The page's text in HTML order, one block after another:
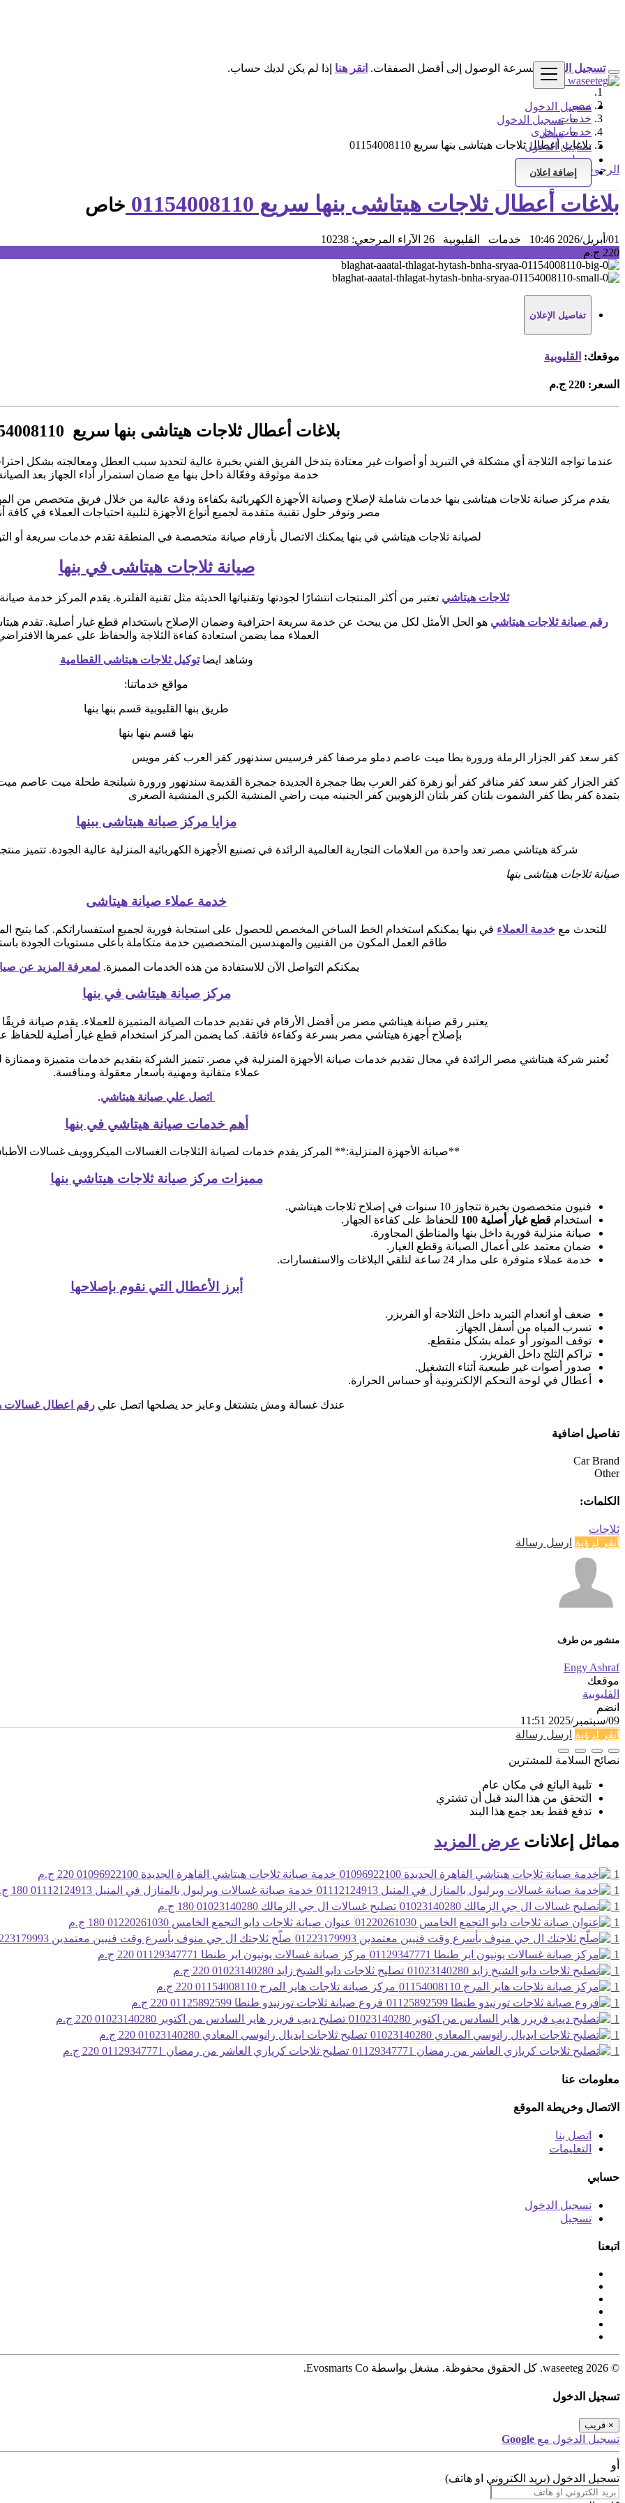
تسجيل الدخول
تسجيل الدخول
سجل
تسجيل الدخول
سجل
إضافة اعلان
تسجيل الدخول لسرعة الوصول إلى أفضل الصفقات. انقر هنا إذا لم يكن لديك حساب.
مصر
خدمات
خدمات اخرى
بلاغات أعطال ثلاجات هيتاشى بنها سريع 01154008110
الرجوع إلى النتائج
بلاغات أعطال ثلاجات هيتاشى بنها سريع 01154008110 خاص
01/أبريل/2026 10:46 خدمات القليوبية 26 الآراء
المرجعي: 10238
220 ج.م
تفاصيل الإعلان
موقعك: القليوبية
السعر: 220 ج.م
بلاغات أعطال ثلاجات هيتاشى بنها سريع 01154008110
عندما تواجه الثلاجة أي مشكلة في التبريد أو أصوات غير معتادة يتدخل الفريق الفني بخبرة عالية لتحديد سبب العطل ومعالجته بشكل
خدمة موثوقة وفعّالة داخل بنها مع ضمان استمرار أداء الجهاز بعد
يقدم مركز صيانة ثلاجات هيتاشى بنها خدمات شاملة لإصلاح وصيانة الأجهزة الكهربائية بكفاءة ودقة عالية من خلال فريق متخصص من
مصر ونوفر حلول تقنية متقدمة لجميع أنواع الأجهزة لتلبية احتياجات العملاء في كافة
لصيانة ثلاجات هيتاشي في بنها يمكنك الاتصال بأرقام صيانة متخصصة في المنطقة تقدم خدمات سريعة أو
صيانة ثلاجات هيتاشى في بنها
ثلاجات هيتاشي تعتبر من أكثر المنتجات انتشارًا لجودتها وتقنياتها الحديثة مثل تقنية الفلترة. يقدم المركز خدمة
رقم صيانة ثلاجات هيتاشي هو الحل الأمثل لكل من يبحث عن خدمة سريعة احترافية وضمان الإصلاح باستخدام قطع غيار أصلية. تقدم
العملاء مما يضمن استعادة كفاءة الثلاجة والحفاظ على عمرها
وشاهد ايضاتوكيل ثلاجات هيتاشى القطامية
مواقع خدماتنا:
طريق بنها القليوبية قسم بنها بنها
بنها قسم بنها بنها
كفر سعد كفر الجزار الرملة ورورة بطا ميت عاصم دملو مرصفا كفر فرسيس سندنهور كفر العرب كفر مويس
كفر الجزار كفر سعد كفر مناقر كفر أبو زهرة كفر العرب بطا جمجرة الجديدة جمجرة القديمة سندنهور ورورة شبلنجة طحلة ميت عاصم
بتمدة كفر بطا كفر الشموت بلتان كفر بلتان الزهويين كفر الجنينه ميت راضي المنشية الكبرى المنشية الصغرى
مزايا مركز صيانة هيتاشى ببنها
شركة هيتاشي مصر تعد واحدة من العلامات التجارية العالمية الرائدة في تصنيع الأجهزة الكهربائية المنزلية عالية الجودة. تتميز
صيانة ثلاجات هيتاشى بنها
خدمة عملاء صيانة هيتاشى
للتحدث مع خدمة العملاء
طاقم العمل المكون من الفنيين والمهندسين المتخصصين خدمة متكاملة بأعلى مستويات الجودة
يمكنكم التواصل الآن للاستفادة من هذه الخدمات المميزة. لمعرفة المزيد عن
مركز صيانة هيتاشى في بنها
يعتبر رقم صيانة هيتاشي مصر من أفضل الأرقام في تقديم خدمات الصيانة المتميزة للعملاء. يقدم صيانة فريقًا
بإصلاح أجهزة هيتاشي مصر بسرعة وكفاءة فائقة. كما يضمن المركز استخدام قطع غيار أصلية للحفاظ
تُعتبر شركة هيتاشي مصر الرائدة في مجال تقديم خدمات صيانة الأجهزة المنزلية في مصر. تتميز الشركة بتقديم خدمات متميزة
عملاء متفانية ومهنية بأسعار معقولة ومنافسة.
اتصل علي صيانة هيتاشي.
أهم خدمات صيانة هيتاشي في بنها
**صيانة الأجهزة المنزلية:** المركز يقدم خدمات لصيانة الثلاجات الغسالات الميكروويف غسالات
مميزات مركز صيانة ثلاجات هيتاشي بنها
فنيون متخصصون بخبرة تتجاوز 10 سنوات في إصلاح ثلاجات هيتاشي.
استخدام قطع غيار أصلية 100
للحفاظ على كفاءة الجهاز.
صيانة منزلية فورية داخل بنها والمناطق المجاورة.
ضمان معتمد على أعمال الصيانة وقطع الغيار.
خدمة عملاء متوفرة على مدار 24 ساعة لتلقي البلاغات والاستفسارات.
أبرز الأعطال التي نقوم بإصلاحها
ضعف أو انعدام التبريد داخل الثلاجة أو الفريزر.
تسرب المياه من أسفل الجهاز.
توقف الموتور أو عمله بشكل متقطع.
تراكم الثلج داخل الفريزر.
صدور أصوات غير طبيعية أثناء التشغيل.
أعطال في لوحة التحكم الإلكترونية أو حساس الحرارة.
عندك غسالة ومش بتشتغل وعايز حد يصلحها اتصل علي رقم اعطال غسالات
تفاصيل اضافية
Car Brand
Other
الكلمات:
ثلاجات
انقر لرؤية ارسل رسالة
منشور من طرف
Engy Ashraf
موقعك
القليوبية
انضم
09/سبتمبر/2025 11:51
انقر لرؤية ارسل رسالة
نصائح السلامة للمشترين
تلبية البائع في مكان عام
التحقق من هذا البند قبل أن تشتري
تدفع فقط بعد جمع هذا البند
مماثل إعلانات عرض المزيد
1 خدمة صيانة ثلاجات هيتاشي القاهرة الجديدة 01096922100
220 ج.م
1
خدمة صيانة غسالات ويرلبول بالمنازل في المنيل 01112124913
180 ج.م
1
تصليح غسالات ال جي الزمالك 01023140280
180 ج.م
1
عنوان صيانة ثلاجات دايو التجمع الخامس 01220261030
180 ج.م
1
صلّح ثلاجتك ال جي منوف بأسرع وقت فنيين معتمدين 01223179993
1
مركز صيانة غسالات يونيون اير طنطا 01129347771
220 ج.م
1
تصليح ثلاجات دايو الشيخ زايد 01023140280
220 ج.م
1
مركز صيانة تلاجات هاير المرج 01154008110
220 ج.م
1
فروع صيانة ثلاجات تورنيدو طنطا 01125892599
220 ج.م
1
تصليح ديب فريزر هاير السادس من اكتوبر 01023140280
220 ج.م
1
تصليح ثلاجات ايديال زانوسي المعادي 01023140280
220 ج.م
1
تصليح ثلاجات كريازي العاشر من رمضان 01129347771 220 ج.م
معلومات عنا
الاتصال وخريطة الموقع
اتصل بنا
التعليمات
حسابي
تسجيل الدخول
تسجيل
اتبعنا
© 2026 waseeteg. كل الحقوق محفوظة. مشغل بواسطة Evosmarts Co.
تسجيل الدخول
× قريب
تسجيل الدخول مع Google
أو
تسجيل الدخول (بريد الكتروني او هاتف)